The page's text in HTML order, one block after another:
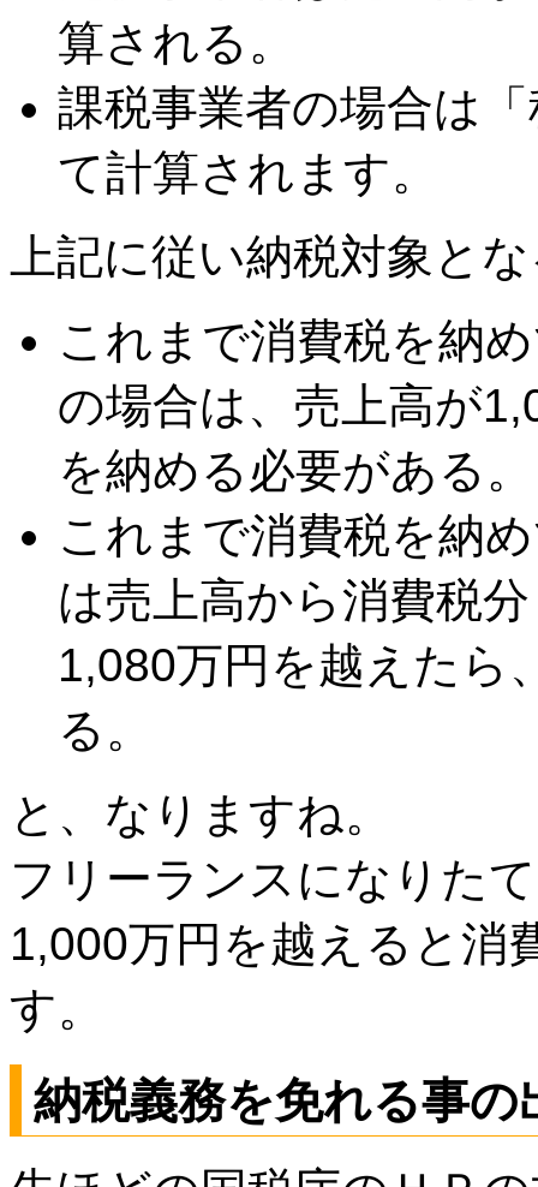
算される。
課税事業者の場合は
て計算されます。
上記に従い納税対象と
これまで消費税を納
の場合は、売上高が
を納める必要がある。
これまで消費税を納
は売上高から消費税
1,080万円を越えたら
る。
と、なりますね。
フリーランスになりた
1,000万円を越えると消
す。
納税義務を免れる事